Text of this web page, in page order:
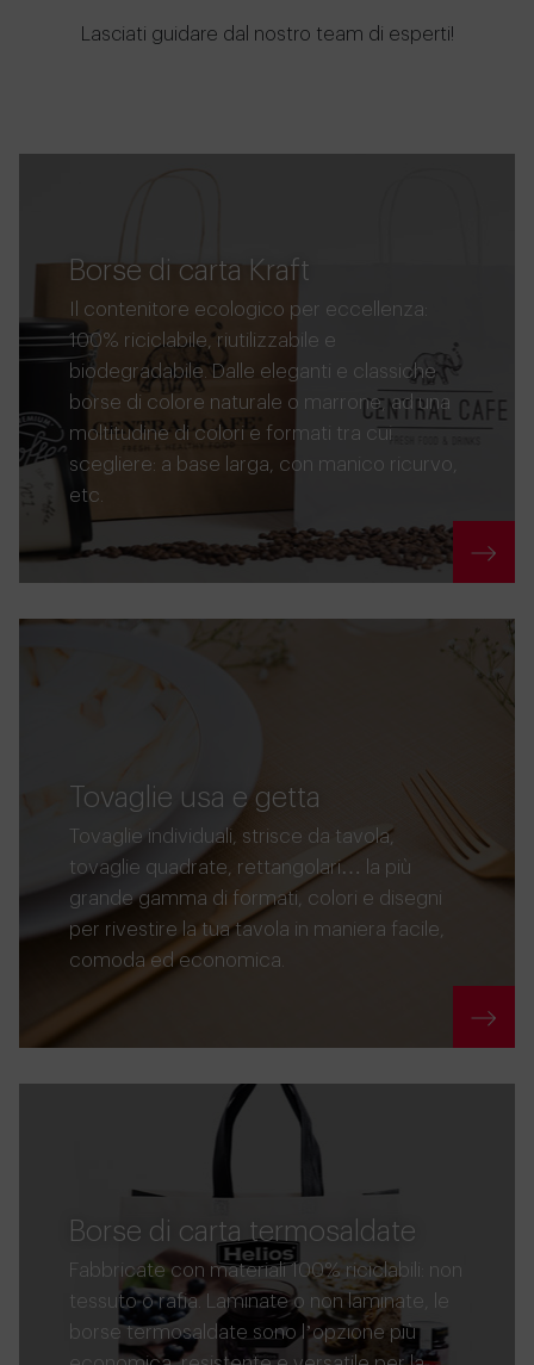
Lasciati guidare dal nostro team di esperti!
Borse di carta Kraft
Il contenitore ecologico per eccellenza:
100% riciclabile, riutilizzabile e
biodegradabile. Dalle eleganti e classiche
borse di colore naturale o marrone, ad una
moltitudine di colori e formati tra cui
scegliere: a base larga, con manico ricurvo,
etc.
Tovaglie usa e getta
Tovaglie individuali, strisce da tavola,
tovaglie quadrate, rettangolari… la più
grande gamma di formati, colori e disegni
per rivestire la tua tavola in maniera facile,
comoda ed economica.
Borse di carta termosaldate
Fabbricate con materiali 100% riciclabili: non
tessuto o rafia. Laminate o non laminate, le
borse termosaldate sono l’opzione più